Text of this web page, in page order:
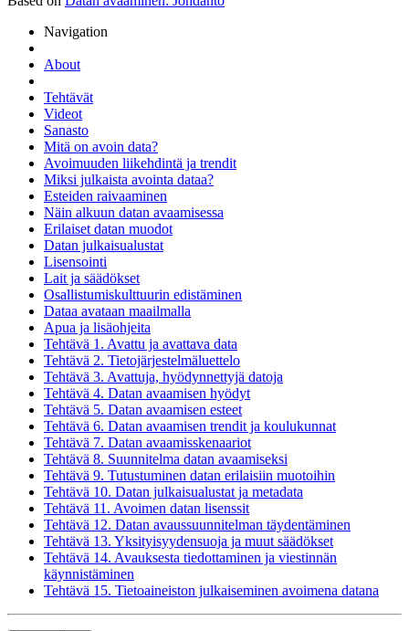
Navigation
About
Tehtävät
Videot
Sanasto
Mitä on avoin data?
Avoimuuden liikehdintä ja trendit
Miksi julkaista avointa dataa?
Esteiden raivaaminen
Näin alkuun datan avaamisessa
Erilaiset datan muodot
Datan julkaisualustat
Lisensointi
Lait ja säädökset
Osallistumiskulttuurin edistäminen
Dataa avataan maailmalla
Apua ja lisäohjeita
Tehtävä 1. Avattu ja avattava data
Tehtävä 2. Tietojärjestelmäluettelo
Tehtävä 3. Avattuja, hyödynnettyjä datoja
Tehtävä 4. Datan avaamisen hyödyt
Tehtävä 5. Datan avaamisen esteet
Tehtävä 6. Datan avaamisen trendit ja koulukunnat
Tehtävä 7. Datan avaamisskenaariot
Tehtävä 8. Suunnitelma datan avaamiseksi
Tehtävä 9. Tutustuminen datan erilaisiin muotoihin
Tehtävä 10. Datan julkaisualustat ja metadata
Tehtävä 11. Avoimen datan lisenssit
Tehtävä 12. Datan avaussuunnitelman täydentäminen
Tehtävä 13. Yksityisyydensuoja ja muut säädökset
Tehtävä 14. Avauksesta tiedottaminen ja viestinnän
käynnistäminen
Tehtävä 15. Tietoaineiston julkaiseminen avoimena datana